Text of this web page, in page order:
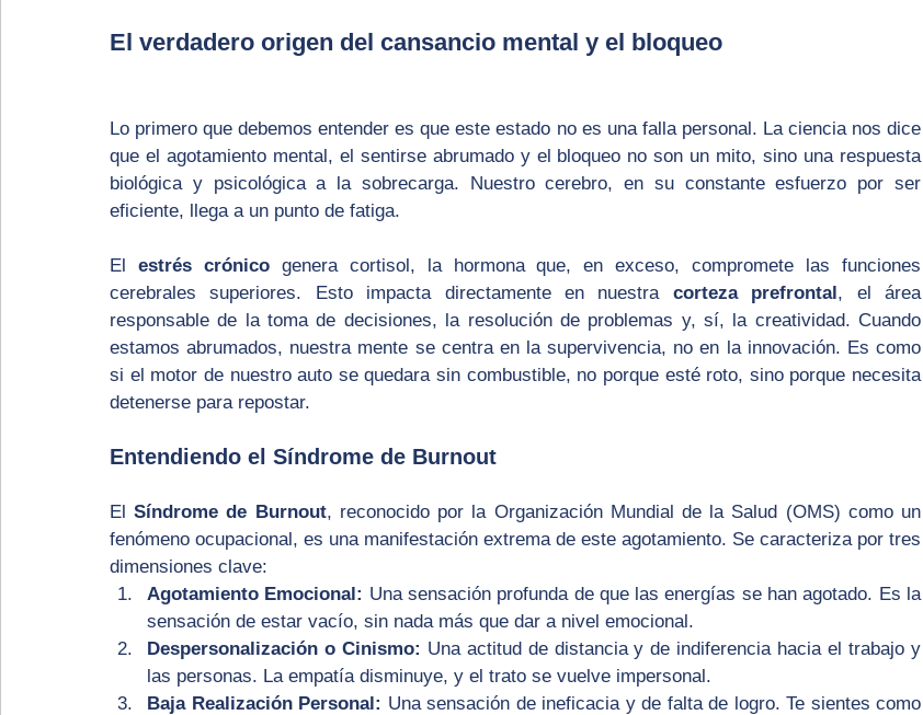
El verdadero origen del cansancio mental y el bloqueo
Lo primero que debemos entender es que este estado no es una falla personal. La ciencia nos dice
que el agotamiento mental, el sentirse abrumado y el bloqueo no son un mito, sino una respuesta
biológica y psicológica a la sobrecarga. Nuestro cerebro, en su constante esfuerzo por ser
eficiente, llega a un punto de fatiga.
El estrés crónico genera cortisol, la hormona que, en exceso, compromete las funciones
cerebrales superiores. Esto impacta directamente en nuestra corteza prefrontal, el área
responsable de la toma de decisiones, la resolución de problemas y, sí, la creatividad. Cuando
estamos abrumados, nuestra mente se centra en la supervivencia, no en la innovación. Es como
si el motor de nuestro auto se quedara sin combustible, no porque esté roto, sino porque necesita
detenerse para repostar.
Entendiendo el Síndrome de Burnout
El Síndrome de Burnout, reconocido por la Organización Mundial de la Salud (OMS) como un
fenómeno ocupacional, es una manifestación extrema de este agotamiento. Se caracteriza por tres
dimensiones clave:
Agotamiento Emocional: Una sensación profunda de que las energías se han agotado. Es la
sensación de estar vacío, sin nada más que dar a nivel emocional.
Despersonalización o Cinismo: Una actitud de distancia y de indiferencia hacia el trabajo y
las personas. La empatía disminuye, y el trato se vuelve impersonal.
Baja Realización Personal: Una sensación de ineficacia y de falta de logro. Te sientes como